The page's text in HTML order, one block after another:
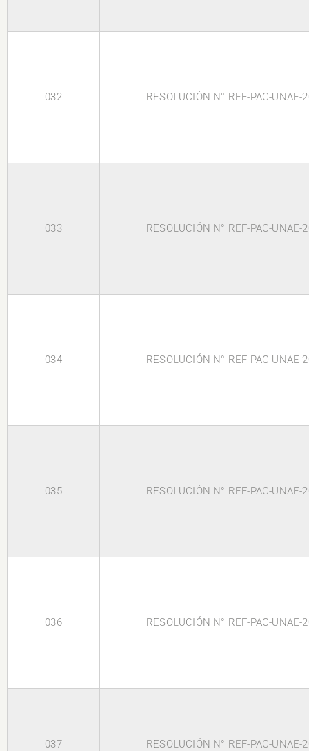
032 RESOLUCIÓN N° REF-PAC-UNAE-
033 RESOLUCIÓN N° REF-PAC-UNAE-
034 RESOLUCIÓN N° REF-PAC-UNAE-
035 RESOLUCIÓN N° REF-PAC-UNAE-
036 RESOLUCIÓN N° REF-PAC-UNAE-
037 RESOLUCIÓN N° REF-PAC-UNAE-